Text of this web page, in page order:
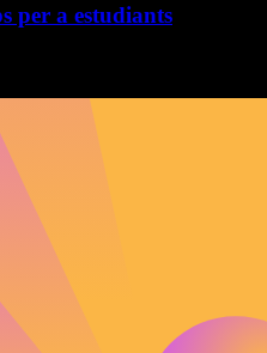
per a estudiants